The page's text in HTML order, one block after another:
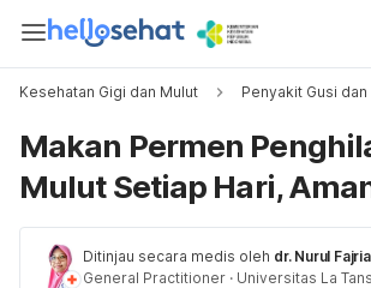
Kesehatan Gigi dan Mulut Penyakit Gusi dan
Makan Permen
Mulut Setiap Hari,
Ditinjau secara medis oleh dr. Nurul
General Practitioner · Universitas La